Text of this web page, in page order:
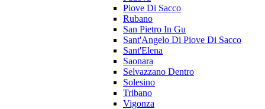
Piove Di Sacco
Rubano
San Pietro In Gu
Sant'Angelo Di Piove Di Sacco
Sant'Elena
Saonara
Selvazzano Dentro
Solesino
Tribano
Vigonza